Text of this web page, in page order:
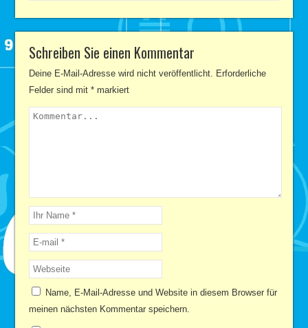
Schreiben Sie einen Kommentar
Deine E-Mail-Adresse wird nicht veröffentlicht. Erforderliche
Felder sind mit* markiert
Name, E-Mail-Adresse und Website in diesem Browser für
meinen nächsten Kommentar speichern.